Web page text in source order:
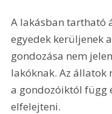
A lakásban tartható
egyedek kerüljenek
gondozása nem
lakóknak. Az állatok
a gondozóiktól függ
elfelejteni.